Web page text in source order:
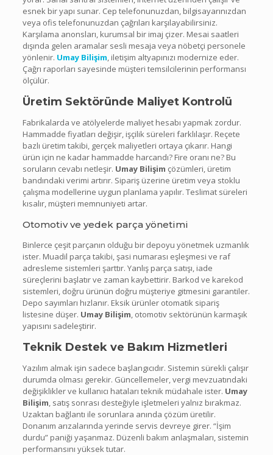
esnek bir yapı sunar. Cep telefonunuzdan, bilgisayarınızdan
veya ofis telefonunuzdan çağrıları karşılayabilirsiniz.
Karşılama anonsları, kurumsal bir imaj çizer. Mesai saatleri
dışında gelen aramalar sesli mesaja veya nöbetçi personele
yönlenir. Umay Bilişim, iletişim altyapınızı modernize eder.
Çağrı raporları sayesinde müşteri temsilcilerinin performansı
ölçülür.
Üretim Sektöründe Maliyet Kontrolü
Fabrikalarda ve atölyelerde maliyet hesabı yapmak zordur.
Hammadde fiyatları değişir, işçilik süreleri farklılaşır. Reçete
bazlı üretim takibi, gerçek maliyetleri ortaya çıkarır. Hangi
ürün için ne kadar hammadde harcandı? Fire oranı ne? Bu
soruların cevabı netleşir. Umay Bilişim çözümleri, üretim
bandındaki verimi artırır. Sipariş üzerine üretim veya stoklu
çalışma modellerine uygun planlama yapılır. Teslimat süreleri
kısalır, müşteri memnuniyeti artar.
Otomotiv ve yedek parça yönetimi
Binlerce çeşit parçanın olduğu bir depoyu yönetmek uzmanlık
ister. Muadil parça takibi, şasi numarası eşleşmesi ve raf
adresleme sistemleri şarttır. Yanlış parça satışı, iade
süreçlerini başlatır ve zaman kaybettirir. Barkod ve karekod
sistemleri, doğru ürünün doğru müşteriye gitmesini garantiler.
Depo sayımları hızlanır. Eksik ürünler otomatik sipariş
listesine düşer. Umay Bilişim, otomotiv sektörünün karmaşık
yapısını sadeleştirir.
Teknik Destek ve Bakım Hizmetleri
Yazılım almak işin sadece başlangıcıdır. Sistemin sürekli çalışır
durumda olması gerekir. Güncellemeler, vergi mevzuatındaki
değişiklikler ve kullanıcı hataları teknik müdahale ister. Umay
Bilişim, satış sonrası desteğiyle işletmeleri yalnız bırakmaz.
Uzaktan bağlantı ile sorunlara anında çözüm üretilir.
Donanım arızalarında yerinde servis devreye girer. “İşim
durdu” paniği yaşanmaz. Düzenli bakım anlaşmaları, sistemin
performansını yüksek tutar.